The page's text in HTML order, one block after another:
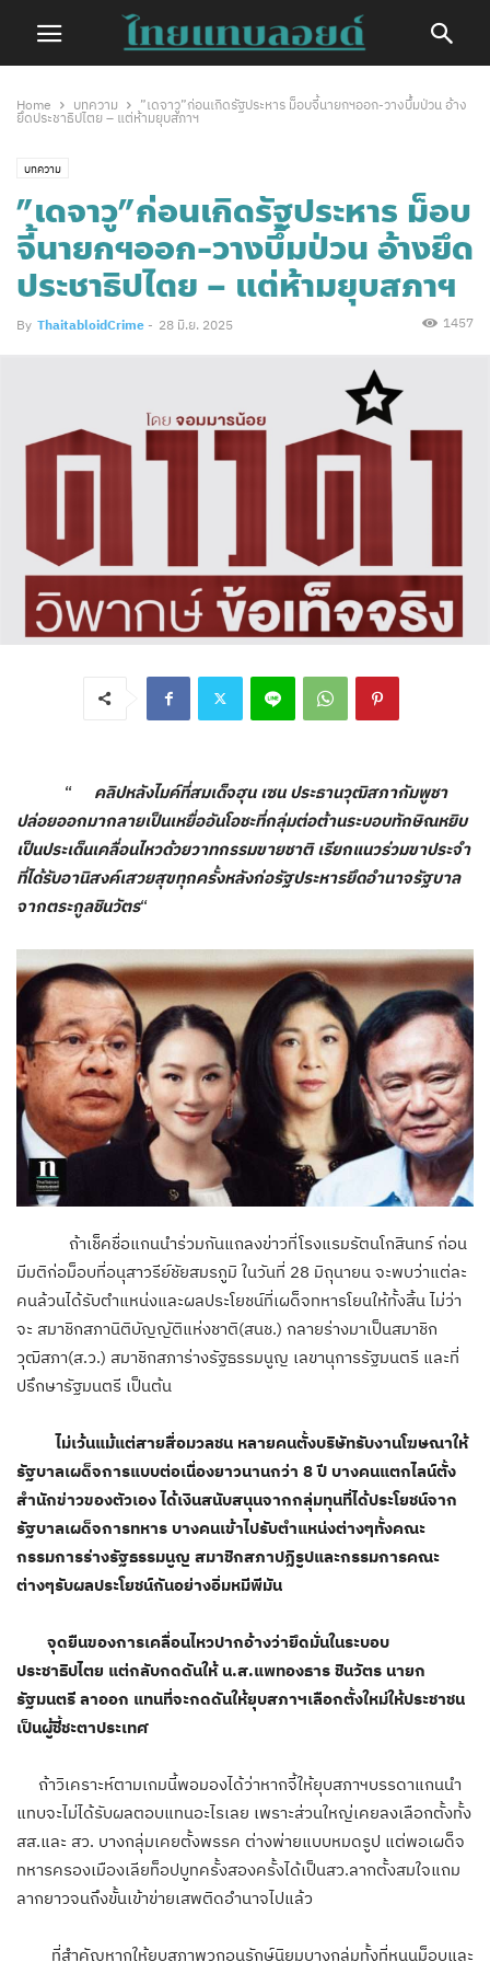
Home บทความ
”เดจาวู”ก่อนเกิดรัฐประหาร ม็อบจี้นายกฯออก-วางบึ้มป่วน อ้าง
ยึดประชาธิปไตย – แต่ห้ามยุบสภาฯ
บทความ
”เดจาวู”ก่อนเกิดรัฐประหาร ม็อบ
จี้นายกฯออก-วางบึ้มป่วน อ้างยึด
ประชาธิปไตย – แต่ห้ามยุบสภาฯ
By ThaitabloidCrime - 28 มิ.ย. 2025 1457
“ คลิปหลังไมค์ที่สมเด็จฮุน เซน ประธานวุฒิสภากัมพูชา
ปล่อยออกมากลายเป็นเหยื่ออันโอชะที่กลุ่มต่อต้านระบอบทักษิณหยิบ
เป็นประเด็นเคลื่อนไหวด้วยวาทกรรมขายชาติ เรียกแนวร่วมขาประจำ
ที่ได้รับอานิสงค์เสวยสุขทุกครั้งหลังก่อรัฐประหารยึดอำนาจรัฐบาล
จากตระกูลชินวัตร“
ถ้าเช็คชื่อแกนนำร่วมกันแถลงข่าวที่โรงแรมรัตนโกสินทร์ ก่อน
มีมติก่อม็อบที่อนุสาวรีย์ชัยสมรภูมิ ในวันที่ 28 มิถุนายน จะพบว่าแต่ละ
คนล้วนได้รับตำแหน่งและผลประโยชน์ที่เผด็จทหารโยนให้ทั้งสิ้น ไม่ว่า
จะ สมาชิกสภานิติบัญญัติแห่งชาติ(สนช.) กลายร่างมาเป็นสมาชิก
วุฒิสภา(ส.ว.) สมาชิกสภาร่างรัฐธรรมนูญ เลขานุการรัฐมนตรี และที่
ปรึกษารัฐมนตรี เป็นต้น
ไม่เว้นแม้แต่สายสื่อมวลชน หลายคนตั้งบริษัทรับงานโฆษณาให้
รัฐบาลเผด็จการแบบต่อเนื่องยาวนานกว่า 8 ปี บางคนแตกไลน์ตั้ง
สำนักข่าวของตัวเอง ได้เงินสนับสนุนจากกลุ่มทุนที่ได้ประโยชน์จาก
รัฐบาลเผด็จการทหาร บางคนเข้าไปรับตำแหน่งต่างๆทั้งคณะ
กรรมการร่างรัฐธรรมนูญ สมาชิกสภาปฏิรูปและกรรมการคณะ
ต่างๆรับผลประโยชน์กันอย่างอิ่มหมีพีมัน
จุดยืนของการเคลื่อนไหวปากอ้างว่ายึดมั่นในระบอบ
ประชาธิปไตย แต่กลับกดดันให้ น.ส.แพทองธาร ชินวัตร นายก
รัฐมนตรี ลาออก แทนที่จะกดดันให้ยุบสภาฯเลือกตั้งใหม่ให้ประชาชน
เป็นผู้ชี้ชะตาประเทศ
ถ้าวิเคราะห์ตามเกมนี้พอมองได้ว่าหากจี้ให้ยุบสภาฯบรรดาแกนนำ
แทบจะไม่ได้รับผลตอบแทนอะไรเลย เพราะส่วนใหญ่เคยลงเลือกตั้งทั้ง
สส.และ สว. บางกลุ่มเคยตั้งพรรค ต่างพ่ายแบบหมดรูป แต่พอเผด็จ
ทหารครองเมืองเลียท็อปบูทครั้งสองครั้งได้เป็นสว.ลากตั้งสมใจแถม
ลากยาวจนถึงขั้นเข้าข่ายเสพติดอำนาจไปแล้ว
ที่สำคัญหากให้ยุบสภาพวกอนุรักษ์นิยมบางกลุ่มทั้งที่หนุนม็อบและ